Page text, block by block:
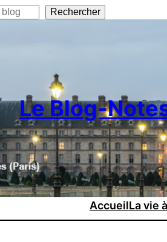
Rechercher
Le Blog-
AccueilLa vie